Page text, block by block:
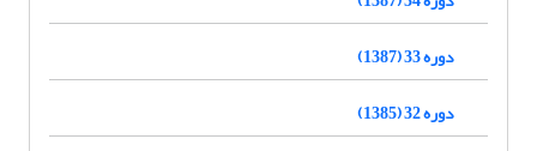
دوره 33 (1387)
دوره 32 (1385)